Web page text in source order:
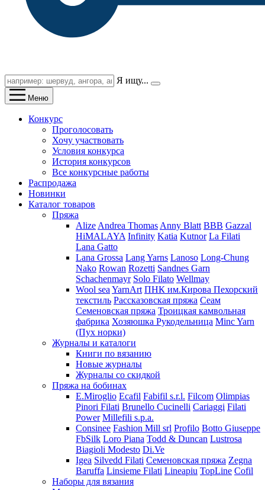
Я ищу...
Меню
Конкурс
Проголосовать
Хочу участвовать
Условия конкурса
История конкурсов
Все конкурсные работы
Распродажа
Новинки
Каталог товаров
Пряжа
Alize Andrea Thomas Anny Blatt BBB Gazzal
HiMALAYA Infinity Katia Kutnor La Filati
Lana Gatto
Lana Grossa Lang Yarns Lanoso Long-Chung
Nako Rowan Rozetti Sandnes Garn
Schachenmayr Solo Filato Wellmay
Wool sea YarnArt ПНК им.Кирова Пехорский
текстиль Рассказовская пряжа Сеам
Семеновская пряжа Троицкая камвольная
фабрика Хозяюшка Рукодельница Minc Yarn
(Пух норки)
Журналы и каталоги
Книги по вязанию
Новые журналы
Журналы со скидкой
Пряжа на бобинах
E.Miroglio Ecafil Fabifil s.r.l. Filcom Olimpias
Pinori Filati Brunello Cucinelli Cariaggi Filati
Power Millefili s.p.a.
Consinee Fashion Mill srl Profilo Botto Giuseppe
FbSilk Loro Piana Todd & Duncan Lustrosa
Biagioli Modesto Di.Ve
Igea Silvedd Filati Семеновская пряжа Zegna
Baruffa Linsieme Filati Lineapiu TopLine Cofil
Наборы для вязания